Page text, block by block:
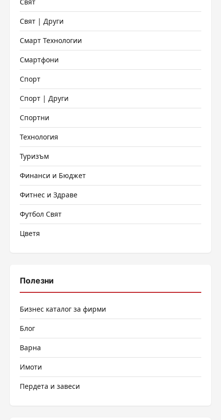
Свят | Други
Смарт Технологии
Смартфони
Спорт
Спорт | Други
Спортни
Технология
Туризъм
Финанси и Бюджет
Фитнес и Здраве
Футбол Свят
Цветя
Полезни
Бизнес каталог за фирми
Блог
Варна
Имоти
Пердета и завеси